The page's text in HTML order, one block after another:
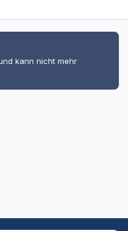
kann nicht mehr